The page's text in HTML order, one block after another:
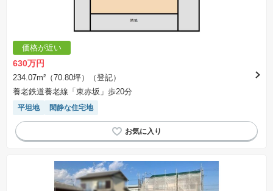
負契約が成立しない場合、土地売買契約は白紙に戻り、土地契約にかかった代金（土地代金、
手付金など）は名目のいかんに関わらず、全て返却されます。
※課税対象物件の「価格」や「費用等」は消費税込みの「総額表示」で統一しています。
※「本体価格」とは、課税対象物件においては「消費税を除いた建物価格」と「土地価格」の
合計額を指します。
表示されておりません。
※取引にかかる費用：物件の契約手続き、決済、引き渡し時にかかる費用を表示しています。
不動産会社によって表記有無が異なるため、ご自身で十分な確認をしていただくようにお願い
いたします。
場合があります。
価格が近い
630万円
234.07m²（70.80坪）（登記）
養老鉄道養老線「東赤坂」歩20分
平坦地 閑静な住宅地